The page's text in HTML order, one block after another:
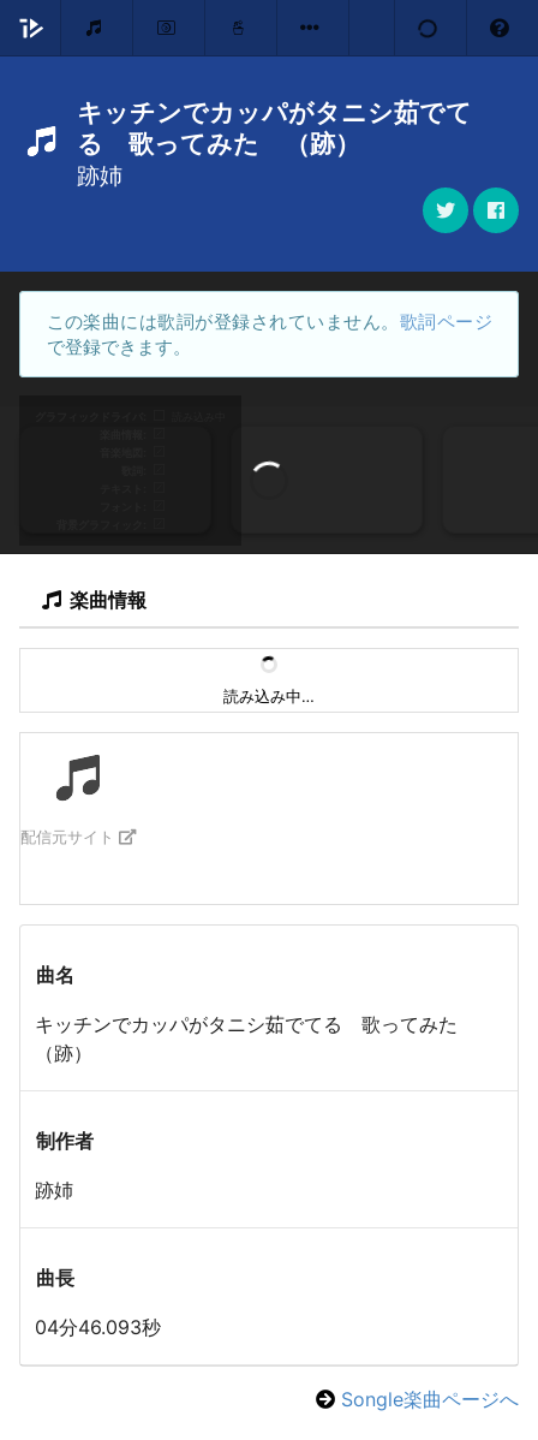
キッチンでカッパがタニシ茹でて
る 歌ってみた （跡）
跡姉
この楽曲には歌詞が登録されていません。 歌詞ページ
で登録できます。
楽曲情報
読み込み中…
配信元サイト
曲名
キッチンでカッパがタニシ茹でてる 歌ってみた
（跡）
制作者
跡姉
曲長
04分46.093秒
Songle楽曲ページへ